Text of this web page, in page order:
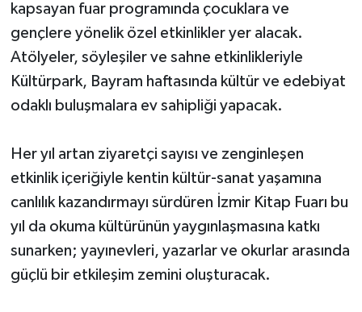
kapsayan fuar programında çocuklara ve
gençlere yönelik özel etkinlikler yer alacak.
Atölyeler, söyleşiler ve sahne etkinlikleriyle
Kültürpark, Bayram haftasında kültür ve edebiyat
odaklı buluşmalara ev sahipliği yapacak.
Her yıl artan ziyaretçi sayısı ve zenginleşen
etkinlik içeriğiyle kentin kültür-sanat yaşamına
canlılık kazandırmayı sürdüren İzmir Kitap Fuarı bu
yıl da okuma kültürünün yaygınlaşmasına katkı
sunarken; yayınevleri, yazarlar ve okurlar arasında
güçlü bir etkileşim zemini oluşturacak.